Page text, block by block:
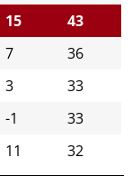
15
43
7
36
3
33
-1
33
11 32